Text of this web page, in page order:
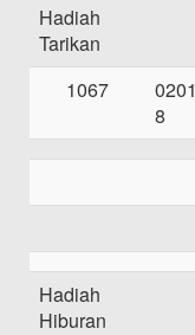
Hadiah
Tarikan
1067
8
Hadiah
Hiburan